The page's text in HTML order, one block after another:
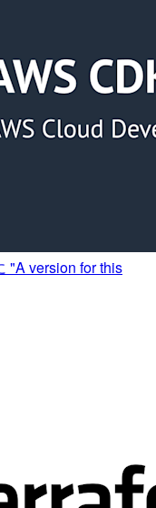
"A version for this